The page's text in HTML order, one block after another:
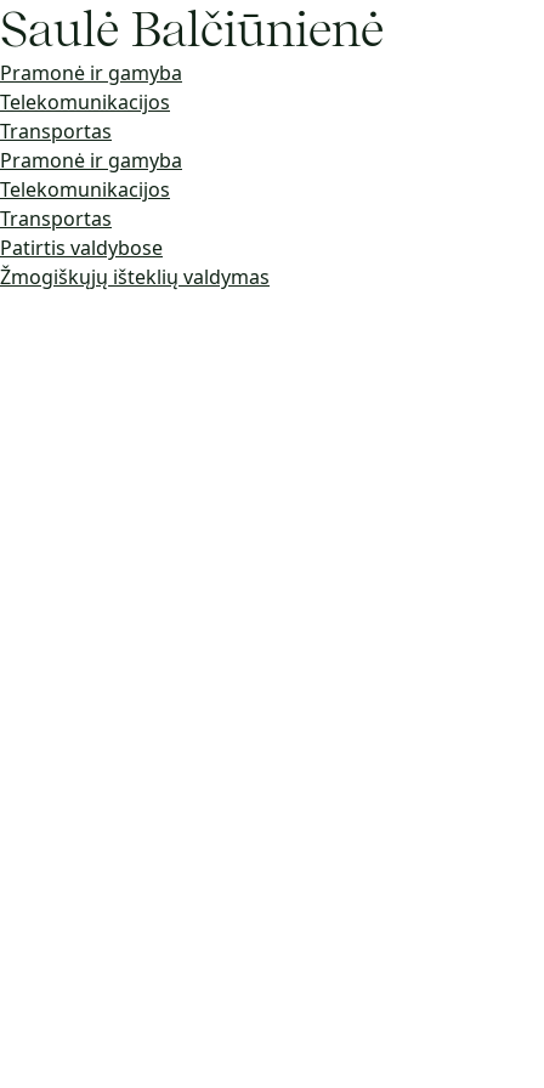
Saulė Balčiūnienė
Pramonė ir gamyba
Telekomunikacijos
Transportas
Pramonė ir gamyba
Telekomunikacijos
Transportas
Patirtis valdybose
Žmogiškųjų išteklių valdymas